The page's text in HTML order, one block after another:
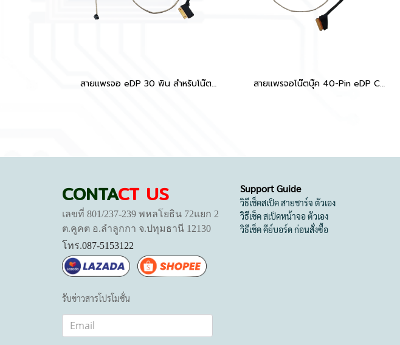
สายแพรจอ eDP 30 พิน สำหรับโน๊ตบุ๊ค Lenovo IdeaPad Slim 1-14AST-05, IdeaPad 1-14IGL05, 1-14ADA05, S154, S154A | P/N: SC10S29996, 450.0J201.0032 อะไหล่ OEM คุณภาพสูง สายแพรจอโน๊ตบุ๊ค 40-Pin eDP CABLE อะไหล่ OEM สำหรับ Lenovo IdeaPad L340-15IRH, L340-15IWL, L340-15API, L340-15IGM, L3-15ITL6, S340, S145 และรุ่นอื่นๆ - คุณภาพสู
CONTACT US
เลขที่ 801/237-239 พหลโยธิน 72แยก 2
ต.คูคต อ.ลำลูกกา จ.ปทุมธานี 12130
โทร.087-5153122
รับข่าวสารโปรโมชั่น
Support Guide
วิธีเช็คสเป็ค สายชาร์จ ตัวเอง
วิธีเช็ค สเป็คหน้าจอ ตัวเอง
วิธีเช็ค คีย์บอร์ด ก่อนสั่งซื้อ